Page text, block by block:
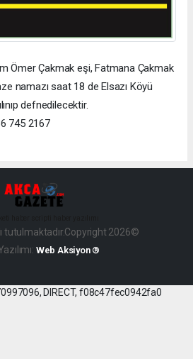
Ömer Çakmak eşi, Fatmana Çakmak
namazı saat 18 de Elsazı Köyü
defnedilecektir.
745 2167
tutulmaktadır.Copyright 2026©
Web Aksiyon ®
DIRECT, f08c47fec0942fa0